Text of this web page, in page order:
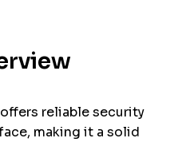
offers reliable security
making it a solid